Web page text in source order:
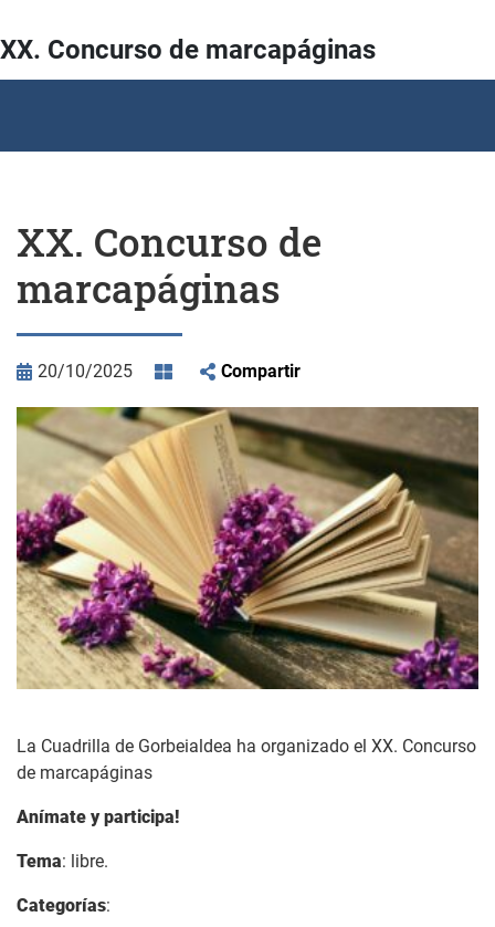
XX. Concurso de marcapáginas
XX. Concurso de
marcapáginas
20/10/2025 Compartir
La Cuadrilla de Gorbeialdea ha organizado el XX. Concurso
de marcapáginas
Anímate y participa!
Tema: libre.
Categorías: